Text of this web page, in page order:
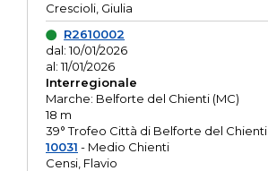
Crescioli, Giulia
R2610002
dal: 10/01/2026
al: 11/01/2026
Interregionale
Marche: Belforte del Chienti (MC)
18 m
39° Trofeo Città di Belforte del Chienti.
10031 - Medio Chienti
Censi, Flavio